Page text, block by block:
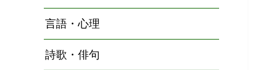
言語・心理
詩歌・俳句